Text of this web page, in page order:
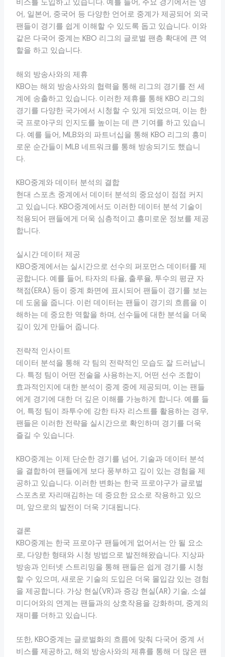
비스를 도입하고 있습니다. 예를 들어, 주요 경기에서는 영
어, 일본어, 중국어 등 다양한 언어로 중계가 제공되어 외국
팬들이 경기를 쉽게 이해할 수 있도록 돕고 있습니다. 이와
같은 다국어 중계는 KBO 리그의 글로벌 팬층 확대에 큰 역
할을 하고 있습니다.
해외 방송사와의 제휴
KBO는 해외 방송사와의 협력을 통해 리그의 경기를 전 세
계에 송출하고 있습니다. 이러한 제휴를 통해 KBO 리그의
경기를 다양한 국가에서 시청할 수 있게 되었으며, 이는 한
국 프로야구의 인지도를 높이는 데 큰 기여를 하고 있습니
다. 예를 들어, MLB와의 파트너십을 통해 KBO 리그의 흥미
로운 순간들이 MLB 네트워크를 통해 방송되기도 했습니
다.
KBO중계와 데이터 분석의 결합
현대 스포츠 중계에서 데이터 분석의 중요성이 점점 커지
고 있습니다. KBO중계에서도 이러한 데이터 분석 기술이
적용되어 팬들에게 더욱 심층적이고 흥미로운 정보를 제공
합니다.
실시간 데이터 제공
KBO중계에서는 실시간으로 선수의 퍼포먼스 데이터를 제
공합니다. 예를 들어, 타자의 타율, 출루율, 투수의 평균 자
책점(ERA) 등이 중계 화면에 표시되어 팬들이 경기를 보는
데 도움을 줍니다. 이런 데이터는 팬들이 경기의 흐름을 이
해하는 데 중요한 역할을 하며, 선수들에 대한 분석을 더욱
깊이 있게 만들어 줍니다.
전략적 인사이트
데이터 분석을 통해 각 팀의 전략적인 모습도 잘 드러납니
다. 특정 팀이 어떤 전술을 사용하는지, 어떤 선수 조합이
효과적인지에 대한 분석이 중계 중에 제공되며, 이는 팬들
에게 경기에 대한 더 깊은 이해를 가능하게 합니다. 예를 들
어, 특정 팀이 좌투수에 강한 타자 리스트를 활용하는 경우,
팬들은 이러한 전략을 실시간으로 확인하며 경기를 더욱
즐길 수 있습니다.
KBO중계는 이제 단순한 경기를 넘어, 기술과 데이터 분석
을 결합하여 팬들에게 보다 풍부하고 깊이 있는 경험을 제
공하고 있습니다. 이러한 변화는 한국 프로야구가 글로벌
스포츠로 자리매김하는 데 중요한 요소로 작용하고 있으
며, 앞으로의 발전이 더욱 기대됩니다.
결론
KBO중계는 한국 프로야구 팬들에게 없어서는 안 될 요소
로, 다양한 형태와 시청 방법으로 발전해왔습니다. 지상파
방송과 인터넷 스트리밍을 통해 팬들은 쉽게 경기를 시청
할 수 있으며, 새로운 기술의 도입은 더욱 몰입감 있는 경험
을 제공합니다. 가상 현실(VR)과 증강 현실(AR) 기술, 소셜
미디어와의 연계는 팬들과의 상호작용을 강화하며, 중계의
재미를 더하고 있습니다.
또한, KBO중계는 글로벌화의 흐름에 맞춰 다국어 중계 서
비스를 제공하고, 해외 방송사와의 제휴를 통해 더 많은 팬